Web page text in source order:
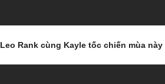
Leo Rank cùng Kayle tốc chiến mùa này